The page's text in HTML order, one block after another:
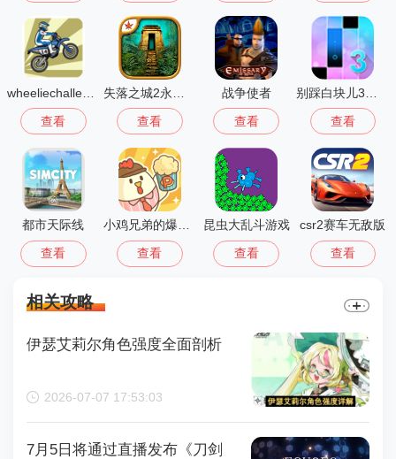
查看 查看
战争使者
查看 查看
都市天际线
查看 查看
昆虫大乱斗游戏
查看
csr2赛车无敌版
查看
相关攻略
伊瑟艾莉尔角色强度全面剖析
2026-07-07 17:53:03
7月5日将通过直播发布《刀剑